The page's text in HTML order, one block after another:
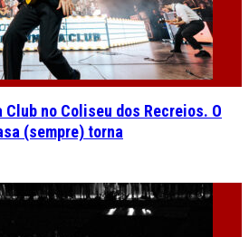
Club no Coliseu dos Recreios. O
(sempre) torna